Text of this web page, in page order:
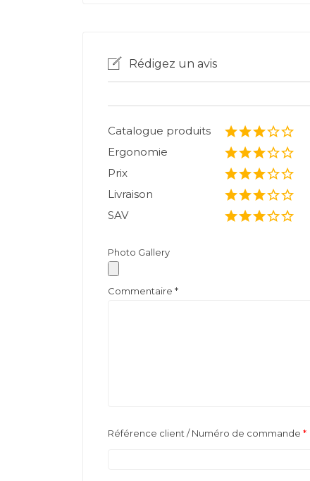
Rédigez un avis
Catalogue produits
Ergonomie
Prix
Livraison
SAV
Photo Gallery
Commentaire *
Référence client / Numéro de commande *